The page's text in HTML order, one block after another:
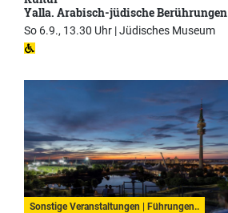
Yalla. Arabisch-jüdische Berührungen
So 6.9., 13.30 Uhr |Jüdisches Museum
Sonstige Veranstaltungen | Führungen..